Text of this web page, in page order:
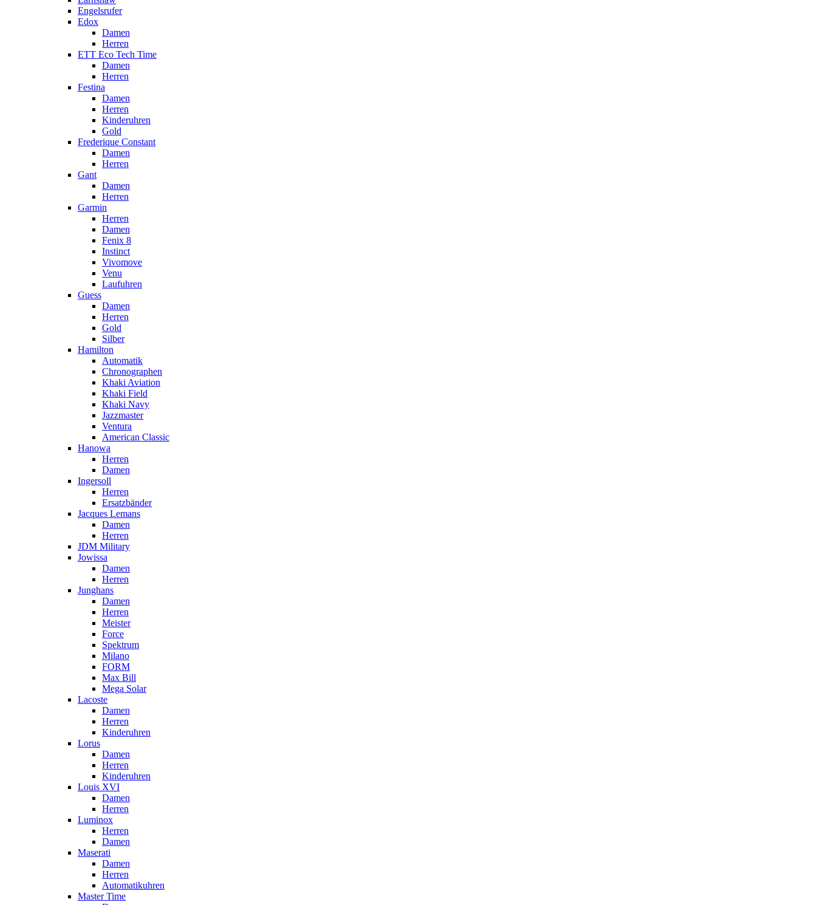
Engelsrufer
Edox
Damen
Herren
ETT Eco Tech Time
Damen
Herren
Festina
Damen
Herren
Kinderuhren
Gold
Frederique Constant
Damen
Herren
Gant
Damen
Herren
Garmin
Herren
Damen
Fenix 8
Instinct
Vivomove
Venu
Laufuhren
Guess
Damen
Herren
Gold
Silber
Hamilton
Automatik
Chronographen
Khaki Aviation
Khaki Field
Khaki Navy
Jazzmaster
Ventura
American Classic
Hanowa
Herren
Damen
Ingersoll
Herren
Ersatzbänder
Jacques Lemans
Damen
Herren
JDM Military
Jowissa
Damen
Herren
Junghans
Damen
Herren
Meister
Force
Spektrum
Milano
FORM
Max Bill
Mega Solar
Lacoste
Damen
Herren
Kinderuhren
Lorus
Damen
Herren
Kinderuhren
Louis XVI
Damen
Herren
Luminox
Herren
Damen
Maserati
Damen
Herren
Automatikuhren
Master Time